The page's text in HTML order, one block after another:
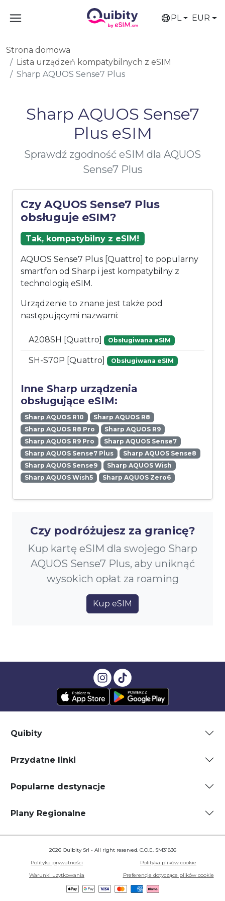
PL EUR
Strona domowa
Lista urządzeń kompatybilnych z eSIM
Sharp AQUOS Sense7 Plus
Sharp AQUOS Sense7
Plus eSIM
Sprawdź zgodność eSIM dla AQUOS
Sense7 Plus
Czy AQUOS Sense7 Plus
obsługuje eSIM?
Tak, kompatybilny z eSIM!
AQUOS Sense7 Plus [Quattro] to popularny
smartfon od Sharp i jest kompatybilny z
technologią eSIM.
Urządzenie to znane jest także pod
następującymi nazwami:
A208SH [Quattro] Obsługiwana eSIM
SH-S70P [Quattro] Obsługiwana eSIM
Inne Sharp urządzenia
obsługujące eSIM:
Sharp AQUOS R10
Sharp AQUOS R8
Sharp AQUOS R8 Pro
Sharp AQUOS R9
Sharp AQUOS R9 Pro
Sharp AQUOS Sense7
Sharp AQUOS Sense7 Plus
Sharp AQUOS Sense8
Sharp AQUOS Sense9
Sharp AQUOS Wish
Sharp AQUOS Wish5
Sharp AQUOS Zero6
Czy podróżujesz za granicę?
Kup kartę eSIM dla swojego Sharp
AQUOS Sense7 Plus, aby uniknąć
wysokich opłat za roaming
Kup eSIM
Quibity
Przydatne linki
Popularne destynacje
Plany Regionalne
2026 Quibity Srl - All right reserved. C.O.E. SM31836
Polityka prywatności
Polityka plików cookie
Warunki użytkowania
Preferencje dotyczące plików cookie